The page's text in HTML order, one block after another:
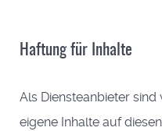
Haftung für Inhalte
Als Diensteanbieter sind
eigene Inhalte auf